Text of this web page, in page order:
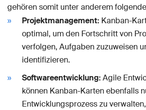
gehören somit unter anderem
Projektmanagement: Kanban-
optimal, um den Fortschritt von
verfolgen, Aufgaben zuzuweisen
identifizieren.
Softwareentwicklung:Agile
können Kanban-Karten ebenfalls
Entwicklungsprozess zu